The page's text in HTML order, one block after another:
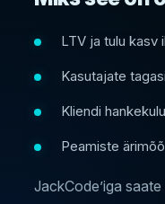
LTV ja tulu kasv
Kasutajate
Kliendi
Peamiste
JackCode’iga